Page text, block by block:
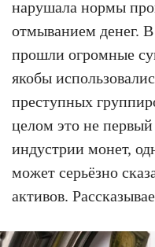
нарушала нормы
отмыванием денег. В
прошли огромные
якобы
преступных
целом это не
индустрии монет,
может серьёзно
активов.